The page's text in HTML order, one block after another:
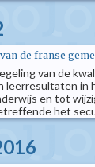
de franse
van de
leerresultaten in
en tot
het